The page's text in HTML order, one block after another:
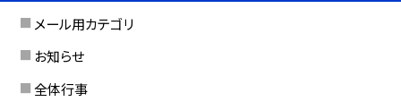
メール用カテゴリ
お知らせ
全体行事